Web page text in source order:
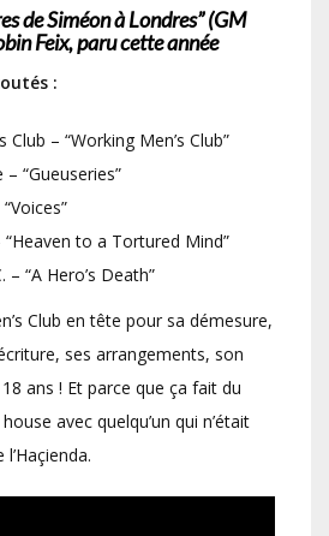
de Siméon à Londres” (GM
Feix, paru cette année
:
Club – “Working Men’s Club”
“Gueuseries”
to a Tortured Mind”
– “A Hero’s Death”
Club en tête pour sa démesure,
ses arrangements, son
ans ! Et parce que ça fait du
avec quelqu’un qui n’était